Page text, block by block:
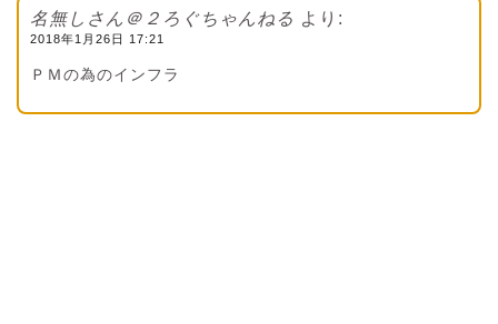
名無しさん＠２ろぐちゃんねる より:
2018年1月26日 17:21
ＰＭの為のインフラ